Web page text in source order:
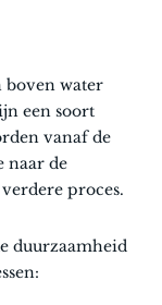
boven water
een soort
vanaf de
naar de
proces.
duurzaamheid